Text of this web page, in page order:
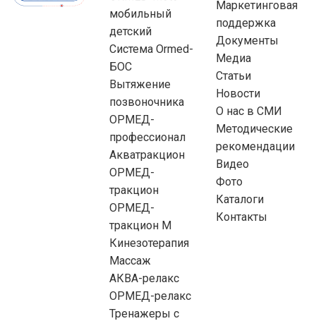
мобильный
детский
Система Ormed-
БОС
Вытяжение
позвоночника
ОРМЕД-
профессионал
Акватракцион
ОРМЕД-
тракцион
ОРМЕД-
тракцион М
Кинезотерапия
Массаж
АКВА-релакс
ОРМЕД-релакс
Тренажеры с
Маркетинговая
поддержка
Документы
Медиа
Статьи
Новости
О нас в СМИ
Методические
рекомендации
Видео
Фото
Каталоги
Контакты